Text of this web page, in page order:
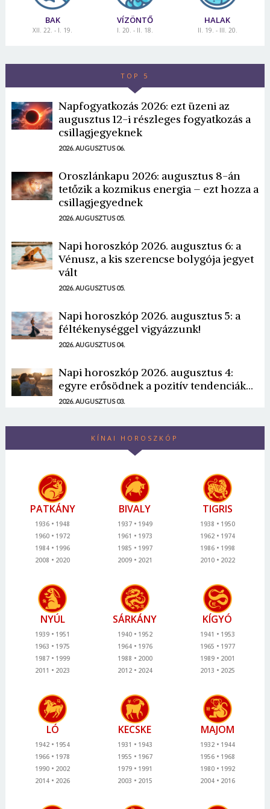
BAK
XII. 22. - I. 19.
VÍZÖNTŐ
I. 20. - II. 18.
HALAK
II. 19. - III. 20.
TOP 5
Napfogyatkozás 2026: ezt üzeni az
augusztus 12-i részleges fogyatkozás a
csillagjegyeknek
2026. AUGUSZTUS 06.
Oroszlánkapu 2026: augusztus 8-án
tetőzik a kozmikus energia – ezt hozza a
csillagjegyednek
2026. AUGUSZTUS 05.
Napi horoszkóp 2026. augusztus 6: a
Vénusz, a kis szerencse bolygója jegyet
vált
2026. AUGUSZTUS 05.
Napi horoszkóp 2026. augusztus 5: a
féltékenységgel vigyázzunk!
2026. AUGUSZTUS 04.
Napi horoszkóp 2026. augusztus 4:
egyre erősödnek a pozitív tendenciák...
2026. AUGUSZTUS 03.
KÍNAI HOROSZKÓP
PATKÁNY
1936
1948
1960
1972
1984
1996
2008
2020
BIVALY
1937
1949
1961
1973
1985
1997
2009
2021
TIGRIS
1938
1950
1962
1974
1986
1998
2010
2022
NYÚL
1939
1951
1963
1975
1987
1999
2011
2023
SÁRKÁNY
1940
1952
1964
1976
1988
2000
2012
2024
KÍGYÓ
1941
1953
1965
1977
1989
2001
2013
2025
LÓ
1942
1954
1966
1978
1990
2002
2014
2026
KECSKE
1931
1943
1955
1967
1979
1991
2003
2015
MAJOM
1932
1944
1956
1968
1980
1992
2004
2016